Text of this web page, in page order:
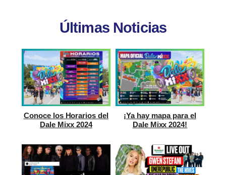
Últimas Noticias
Conoce los Horarios del
Dale Mixx 2024
¡Ya hay mapa para el
Dale Mixx 2024!